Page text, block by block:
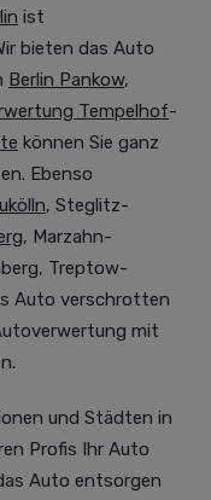
ist
bieten das Auto
Berlin Pankow,
Tempelhof-
können Sie ganz
Ebenso
, Steglitz-
, Marzahn-
Treptow-
Auto verschrotten
mit
und Städten in
Profis Ihr Auto
Auto entsorgen